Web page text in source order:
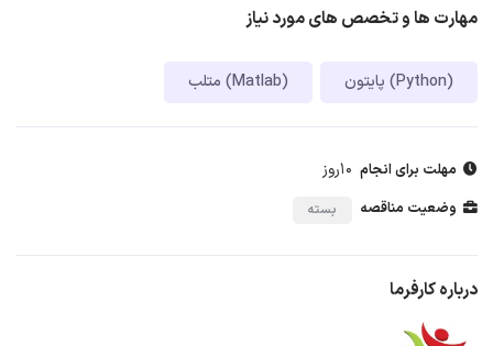
مهارت ها و تخصص های مورد نیاز
پایتون (Python) متلب (Matlab)
مهلت برای انجام 10روز
وضعیت مناقصه بسته
درباره کارفرما